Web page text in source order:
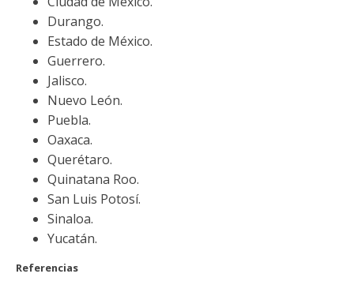
Durango.
Estado de México.
Guerrero.
Jalisco.
Nuevo León.
Puebla.
Oaxaca.
Querétaro.
Quinatana Roo.
San Luis Potosí.
Sinaloa.
Yucatán.
Referencias